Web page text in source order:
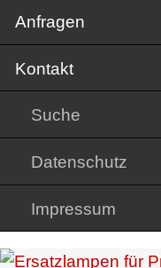
Anfragen
Kontakt
Suche
Datenschutz
Impressum